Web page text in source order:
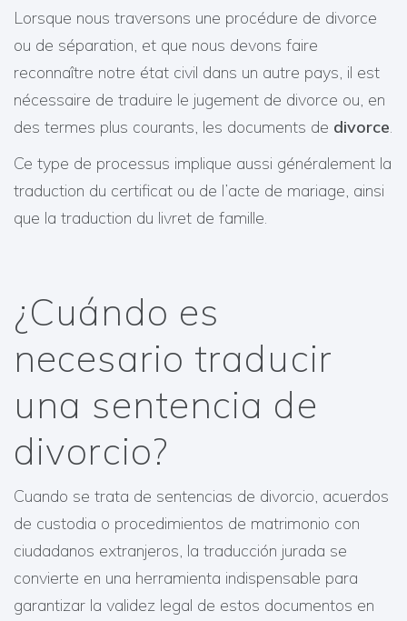
Lorsque nous traversons une procédure de divorce
ou de séparation, et que nous devons faire
reconnaître notre état civil dans un autre pays, il est
nécessaire de traduire le jugement de divorce ou, en
des termes plus courants, les documents de divorce.
Ce type de processus implique aussi généralement la
traduction du certificat ou de l’acte de mariage, ainsi
que la traduction du livret de famille.
¿Cuándo es
necesario traducir
una sentencia de
divorcio?
Cuando se trata de sentencias de divorcio, acuerdos
de custodia o procedimientos de matrimonio con
ciudadanos extranjeros, la traducción jurada se
convierte en una herramienta indispensable para
garantizar la validez legal de estos documentos en